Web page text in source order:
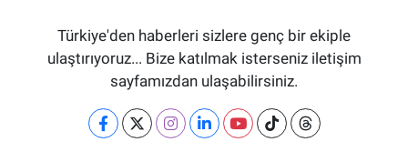
Türkiye'den haberleri sizlere genç bir ekiple
ulaştırıyoruz... Bize katılmak isterseniz iletişim
sayfamızdan ulaşabilirsiniz.